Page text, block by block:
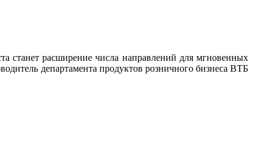
станет расширение числа направлений для мгновенных
департамента продуктов розничного бизнеса ВТБ